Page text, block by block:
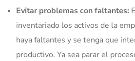
Evitar problemas con faltantes:
inventariado los activos de la
haya faltantes y se tenga que
productivo. Ya sea parar el